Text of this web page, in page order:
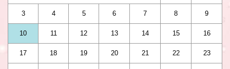
3 4 5 6 7 8 9
10 11 12 13 14 15 16
17 18 19 20 21 22 23